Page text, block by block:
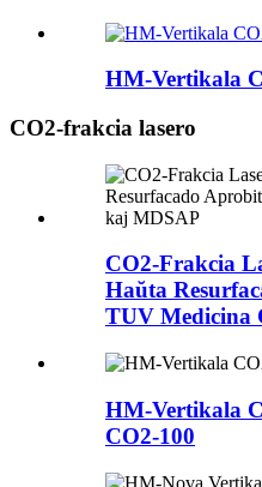
HM-Vertikala
CO2-frakcia lasero
CO2-Frakcia
Haŭta
TUV Medicina
HM-Vertikala
CO2-100